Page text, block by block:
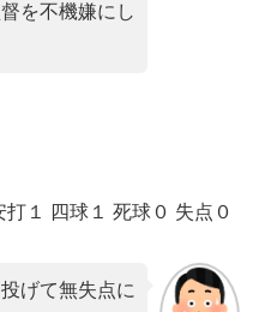
を不機嫌にし
１ 四球１ 死球０ 失点０
げて無失点に